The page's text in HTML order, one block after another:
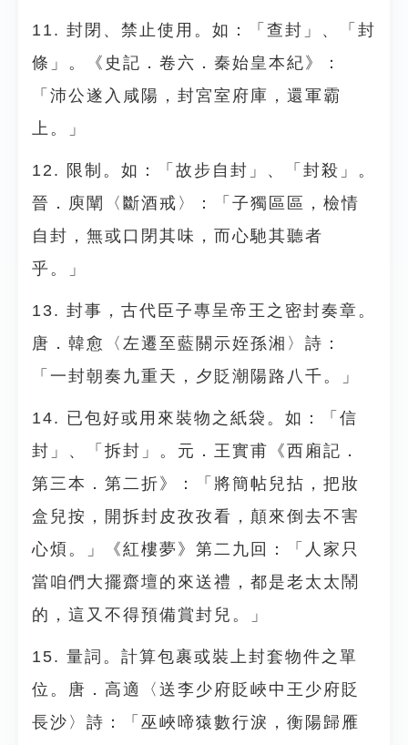
11. 封閉、禁止使用。如：「查封」、「封
條」。《史記．卷六．秦始皇本紀》：
「沛公遂入咸陽，封宮室府庫，還軍霸
上。」
12. 限制。如：「故步自封」、「封殺」。
晉．庾闡〈斷酒戒〉：「子獨區區，檢情
自封，無或口閉其味，而心馳其聽者
乎。」
13. 封事，古代臣子專呈帝王之密封奏章。
唐．韓愈〈左遷至藍關示姪孫湘〉詩：
「一封朝奏九重天，夕貶潮陽路八千。」
14. 已包好或用來裝物之紙袋。如：「信
封」、「拆封」。元．王實甫《西廂記．
第三本．第二折》：「將簡帖兒拈，把妝
盒兒按，開拆封皮孜孜看，顛來倒去不害
心煩。」《紅樓夢》第二九回：「人家只
當咱們大擺齋壇的來送禮，都是老太太鬧
的，這又不得預備賞封兒。」
15. 量詞。計算包裹或裝上封套物件之單
位。唐．高適〈送李少府貶峽中王少府貶
長沙〉詩：「巫峽啼猿數行淚，衡陽歸雁